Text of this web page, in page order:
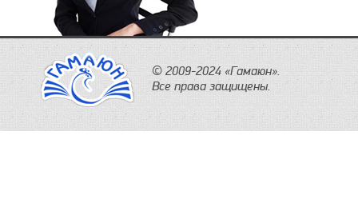
© 2009-2024 «Гамаюн».
Все права защищены.